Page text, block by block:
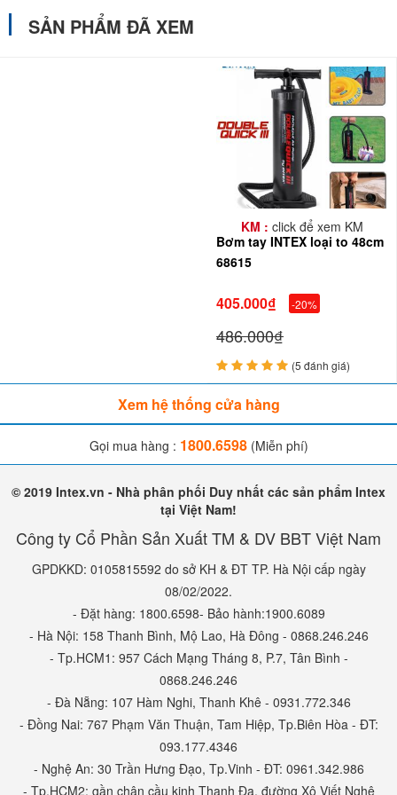
SẢN PHẨM ĐÃ XEM
KM : click để xem KM
Bơm tay INTEX loại to 48cm
68615
405.000₫ -20%
486.000₫
(5 đánh giá)
Xem hệ thống cửa hàng
Gọi mua hàng : 1800.6598(Miễn phí)
© 2019 Intex.vn - Nhà phân phối Duy nhất các sản phẩm Intex
tại Việt Nam!
Công ty Cổ Phần Sản Xuất TM & DV BBT Việt Nam
GPDKKD: 0105815592 do sở KH & ĐT TP. Hà Nội cấp ngày
08/02/2022.
- Đặt hàng: 1800.6598- Bảo hành:1900.6089
- Hà Nội: 158 Thanh Bình, Mộ Lao, Hà Đông - 0868.246.246
- Tp.HCM1: 957 Cách Mạng Tháng 8, P.7, Tân Bình -
0868.246.246
- Đà Nẵng: 107 Hàm Nghi, Thanh Khê - 0931.772.346
- Đồng Nai: 767 Phạm Văn Thuận, Tam Hiệp, Tp.Biên Hòa - ĐT:
093.177.4346
- Nghệ An: 30 Trần Hưng Đạo, Tp.Vinh - ĐT: 0961.342.986
- Tp.HCM2: gần chân cầu kinh Thanh Đa, đường Xô Viết Nghệ